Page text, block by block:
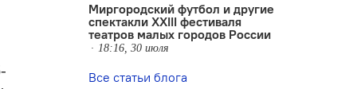
Миргородский футбол и другие
спектакли XXIII фестиваля
театров малых городов России
18:16, 30 июля
Все статьи блога